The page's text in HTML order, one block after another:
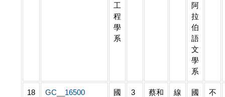
工
程
學
系
阿
拉
伯
語
文
學
系
18
GC__16500
國
3
蔡和
線
國
不